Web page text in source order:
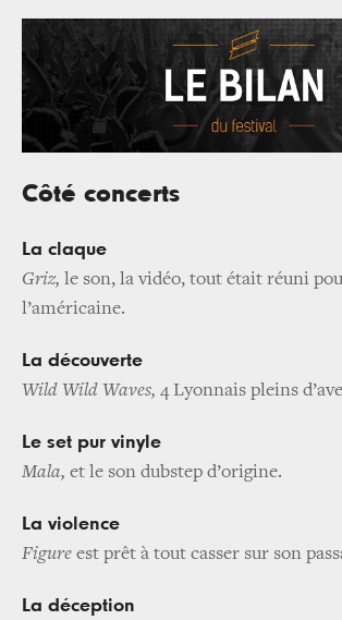
Côté concerts
La claque
Griz, le son, la vidéo, tout était réuni
l’américaine.
La découverte
Wild Wild Waves, 4 Lyonnais pleins
Le set pur vinyle
Mala, et le son dubstep d’origine.
La violence
Figure est prêt à tout casser sur son
La déception